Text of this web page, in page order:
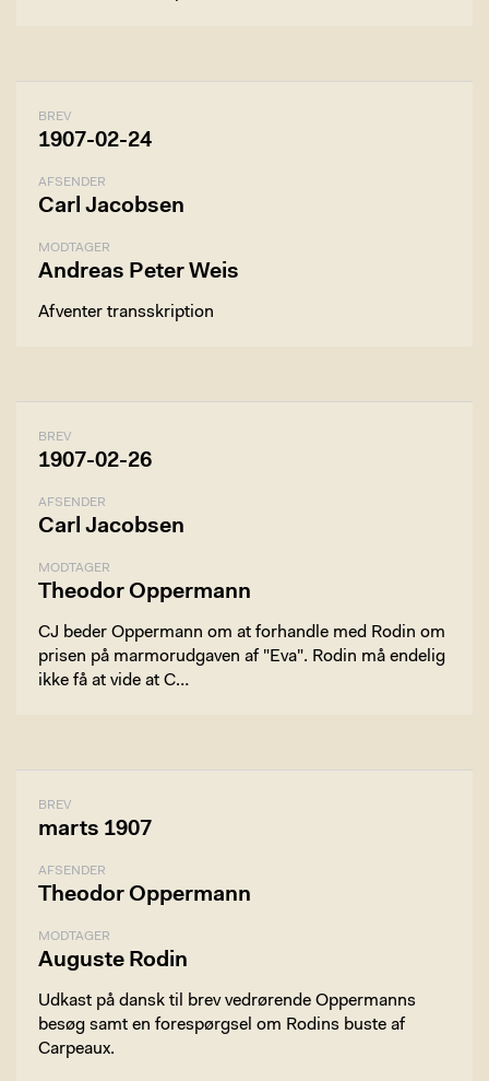
BREV
1907-02-24
AFSENDER
Carl Jacobsen
MODTAGER
Andreas Peter Weis
Afventer transskription
BREV
1907-02-26
AFSENDER
Carl Jacobsen
MODTAGER
Theodor Oppermann
CJ beder Oppermann om at forhandle med Rodin om
prisen på marmorudgaven af "Eva". Rodin må endelig
ikke få at vide at C…
BREV
marts 1907
AFSENDER
Theodor Oppermann
MODTAGER
Auguste Rodin
Udkast på dansk til brev vedrørende Oppermanns
besøg samt en forespørgsel om Rodins buste af
Carpeaux.